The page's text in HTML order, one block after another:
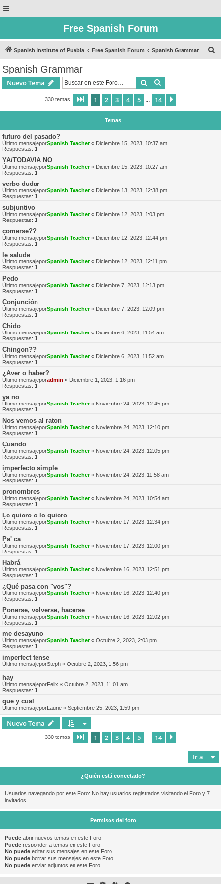
Free Spanish Forum
Spanish Institute of Puebla Free Spanish Forum Spanish Grammar
Spanish Grammar
Nuevo Tema Buscar
330 temas Página de 14
1 2 3 4 5 14
Temas
futuro del pasado?
Último mensajeporSpanish Teacher« Diciembre 15, 2023, 10:37 am
Respuestas: 1
YA/TODAVIA NO
Último mensajeporSpanish Teacher« Diciembre 15, 2023, 10:27 am
Respuestas: 1
verbo dudar
Último mensajeporSpanish Teacher« Diciembre 13, 2023, 12:38 pm
Respuestas: 1
subjuntivo
Último mensajeporSpanish Teacher« Diciembre 12, 2023, 1:03 pm
Respuestas: 1
comerse??
Último mensajeporSpanish Teacher« Diciembre 12, 2023, 12:44 pm
Respuestas: 1
le salude
Último mensajeporSpanish Teacher« Diciembre 12, 2023, 12:11 pm
Respuestas: 1
Pedo
Último mensajeporSpanish Teacher« Diciembre 7, 2023, 12:13 pm
Respuestas: 1
Conjunción
Último mensajeporSpanish Teacher« Diciembre 7, 2023, 12:09 pm
Respuestas: 1
Chido
Último mensajeporSpanish Teacher« Diciembre 6, 2023, 11:54 am
Respuestas: 1
Chingon??
Último mensajeporSpanish Teacher« Diciembre 6, 2023, 11:52 am
Respuestas: 1
¿Aver o haber?
Último mensajeporadmin « Diciembre 1, 2023, 1:16 pm
Respuestas: 1
ya no
Último mensajeporSpanish Teacher« Noviembre 24, 2023, 12:45 pm
Respuestas: 1
Nos vemos al raton
Último mensajeporSpanish Teacher« Noviembre 24, 2023, 12:10 pm
Respuestas: 1
Cuando
Último mensajeporSpanish Teacher« Noviembre 24, 2023, 12:05 pm
Respuestas: 1
imperfecto simple
Último mensajeporSpanish Teacher« Noviembre 24, 2023, 11:58 am
Respuestas: 1
pronombres
Último mensajeporSpanish Teacher« Noviembre 24, 2023, 10:54 am
Respuestas: 1
Le quiero o lo quiero
Último mensajeporSpanish Teacher« Noviembre 17, 2023, 12:34 pm
Respuestas: 1
Pa' ca
Último mensajeporSpanish Teacher« Noviembre 17, 2023, 12:00 pm
Respuestas: 1
Habrá
Último mensajeporSpanish Teacher« Noviembre 16, 2023, 12:51 pm
Respuestas: 1
¿Qué pasa con "vos"?
Último mensajeporSpanish Teacher« Noviembre 16, 2023, 12:40 pm
Respuestas: 1
Ponerse, volverse, hacerse
Último mensajeporSpanish Teacher« Noviembre 16, 2023, 12:02 pm
Respuestas: 1
me desayuno
Último mensajeporSpanish Teacher« Octubre 2, 2023, 2:03 pm
Respuestas: 1
imperfect tense
Último mensajeporSteph « Octubre 2, 2023, 1:56 pm
hay
Último mensajeporFelix « Octubre 2, 2023, 11:01 am
Respuestas: 1
que y cual
Último mensajeporLaurie « Septiembre 25, 2023, 1:59 pm
Nuevo Tema
330 temas Página de 14
1 2 3 4 5 14
Ir a
¿Quién está conectado?
Usuarios navegando por este Foro: No hay usuarios registrados visitando el Foro y 7
invitados
Permisos del foro
Puede abrir nuevos temas en este Foro
Puede responder a temas en este Foro
No puede editar sus mensajes en este Foro
No puede borrar sus mensajes en este Foro
No puede enviar adjuntos en este Foro